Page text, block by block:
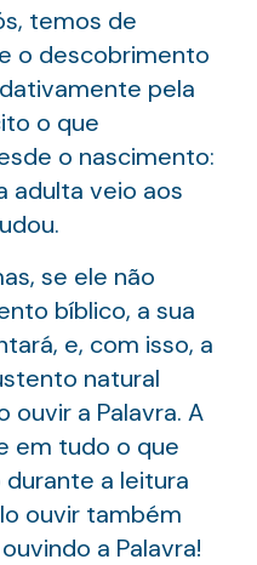
temos de
o descobrimento
pela
o que
o nascimento:
adulta veio aos
se ele não
bíblico, a sua
e, com isso, a
natural
ouvir a Palavra. A
em tudo o que
a leitura
ouvir também
a Palavra!